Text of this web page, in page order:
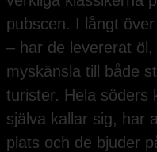
pubscen. I långt
– har de levererat
myskänsla till både
turister. Hela söders
själva kallar sig, har
plats och de bjuder